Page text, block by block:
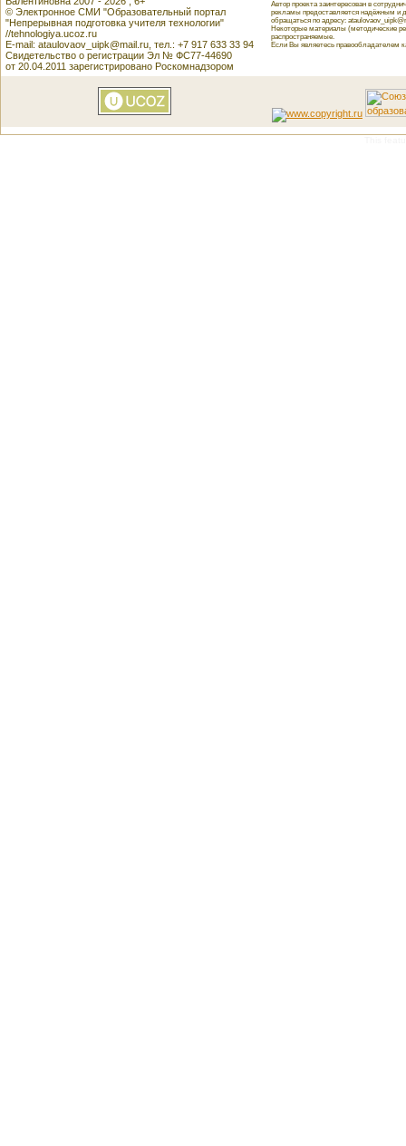
© Электронное СМИ "Образовательный портал
"Непрерывная подготовка учителя технологии"
//tehnologiya.ucoz.ru
E-mail: ataulovaov_uipk@mail.ru, тел.: +7 917 633 33 94
Свидетельство о регистрации Эл № ФС77-44690
от 20.04.2011 зарегистрировано Роскомнадзором
Автор проекта заинтересован в
рекламы предоставляется надёжным и
обращаться по адресу:
Некоторые материалы (методические
распространяемые.
Если Вы являетесь правообладателем